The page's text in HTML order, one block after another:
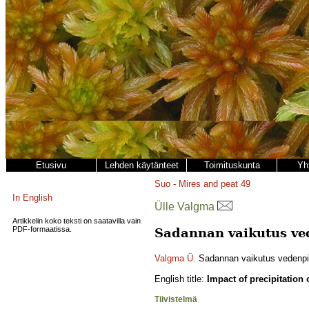
Etusivu Lehden käytänteet Toimituskunta
In English
Artikkelin koko teksti on saatavilla vain
PDF-formaatissa.
Suo - Mires and peat 49
Ülle Valgma
Sadannan vaikutus
Valgma Ü. Sadannan vaikutus
English title: Impact of precipitation
Tiivistelmä